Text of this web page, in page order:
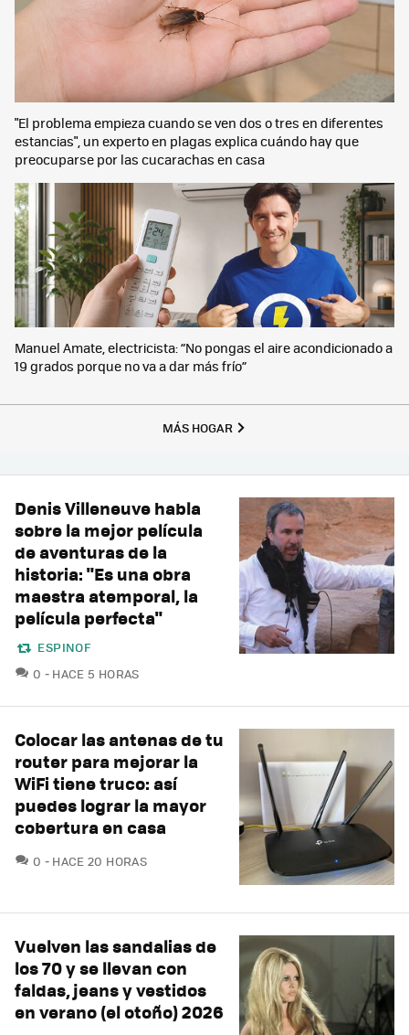
"El problema empieza cuando se ven dos o tres en diferentes
estancias", un experto en plagas explica cuándo hay que
preocuparse por las cucarachas en casa
Manuel Amate, electricista: “No pongas el aire acondicionado a
19 grados porque no va a dar más frío”
MÁS HOGAR
Denis Villeneuve habla
sobre la mejor película
de aventuras de la
historia: "Es una obra
maestra atemporal, la
película perfecta"
ESPINOF
0 COMENTARIOS
HACE 5 HORAS
Colocar las antenas de tu
router para mejorar la
WiFi tiene truco: así
puedes lograr la mayor
cobertura en casa
0 COMENTARIOS
HACE 20 HORAS
Vuelven las sandalias de
los 70 y se llevan con
faldas, jeans y vestidos
en verano (el otoño) 2026